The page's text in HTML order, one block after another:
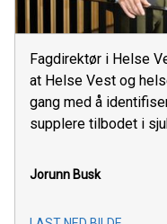
Fagdirektør i Helse
at Helse Vest og
gang med å
supplere tilbodet i
Jorunn Busk